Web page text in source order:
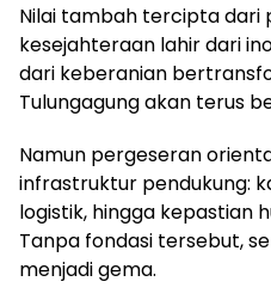
Nilai tambah tercipta dari
kesejahteraan lahir dari
dari keberanian
Tulungagung akan terus
Namun pergeseran
infrastruktur pendukung:
logistik, hingga kepastian
Tanpa fondasi tersebut,
menjadi gema.